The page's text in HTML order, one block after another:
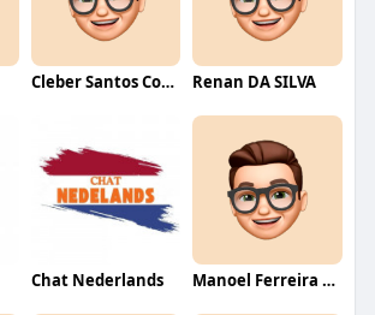
Cleber Santos Costa Renan DA SILVA
Chat Nederlands Manoel Ferreira dos Santos junior